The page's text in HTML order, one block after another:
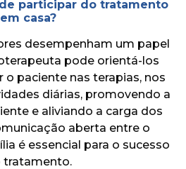
participar do tratamento
em casa?
desempenham um papel
pode orientá-los
o paciente nas terapias, nos
diárias, promovendo a
e aliviando a carga dos
aberta entre o
é essencial para o sucesso
tratamento.